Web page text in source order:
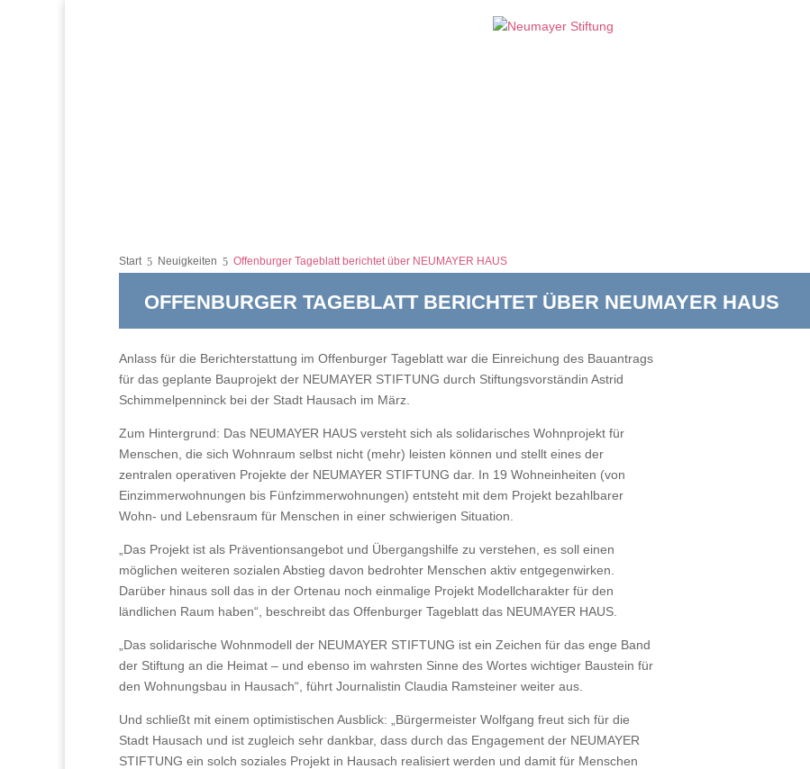
Start Neuigkeiten Offenburger Tageblatt berichtet über NEUMAYER HAUS
OFFENBURGER TAGEBLATT BERICHTET ÜBER NEUMAYER HAUS
Anlass für die Berichterstattung im Offenburger Tageblatt war die Einreichung des Bauantrags
für das geplante Bauprojekt der NEUMAYER STIFTUNG durch Stiftungsvorständin Astrid
Schimmelpenninck bei der Stadt Hausach im März.
Zum Hintergrund: Das NEUMAYER HAUS versteht sich als solidarisches Wohnprojekt für
Menschen, die sich Wohnraum selbst nicht (mehr) leisten können und stellt eines der
zentralen operativen Projekte der NEUMAYER STIFTUNG dar. In 19 Wohneinheiten (von
Einzimmerwohnungen bis Fünfzimmerwohnungen) entsteht mit dem Projekt bezahlbarer
Wohn- und Lebensraum für Menschen in einer schwierigen Situation.
„Das Projekt ist als Präventionsangebot und Übergangshilfe zu verstehen, es soll einen
möglichen weiteren sozialen Abstieg davon bedrohter Menschen aktiv entgegenwirken.
Darüber hinaus soll das in der Ortenau noch einmalige Projekt Modellcharakter für den
ländlichen Raum haben“, beschreibt das Offenburger Tageblatt das NEUMAYER HAUS.
„Das solidarische Wohnmodell der NEUMAYER STIFTUNG ist ein Zeichen für das enge Band
der Stiftung an die Heimat – und ebenso im wahrsten Sinne des Wortes wichtiger Baustein für
den Wohnungsbau in Hausach“, führt Journalistin Claudia Ramsteiner weiter aus.
Und schließt mit einem optimistischen Ausblick: „Bürgermeister Wolfgang freut sich für die
Stadt Hausach und ist zugleich sehr dankbar, dass durch das Engagement der NEUMAYER
STIFTUNG ein solch soziales Projekt in Hausach realisiert werden und damit für Menschen